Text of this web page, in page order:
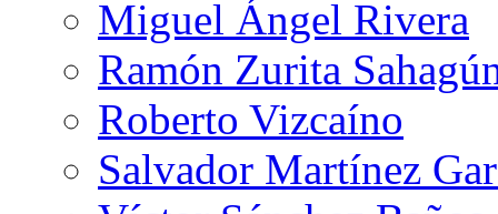
Miguel Ángel Rivera
Ramón Zurita
Roberto Vizcaíno
Salvador Martínez